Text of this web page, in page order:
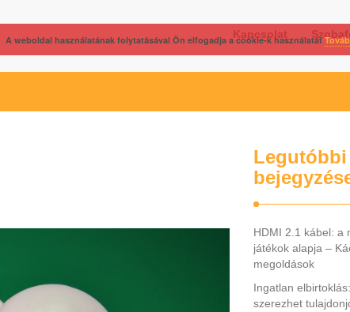
Kapcsolat
Legutóbbi
HDMI 2.1 kábel: a
játékok alapja –
megoldások
Ingatlan
szerezhet
A weboldal használatának folytatásával Ön elfogadja a cookie-k használatát